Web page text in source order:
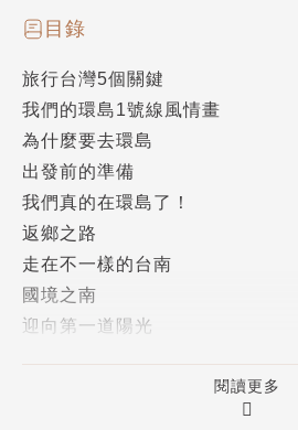
線，提供給喜愛單車旅行的人作
的資訊。在台灣，騎的是單車，
一再踏出去，為這個島嶼付出關
溫度。台灣，用騎的最美，而且
作者簡介
陳忠利
1964生，五專機械科畢業，台灣
產業，現致力於台灣單車運動與
覺這項運動可以在健身之餘，更
目錄
旅行台灣5個關鍵
我們的環島1號線風情畫
為什麼要去環島
出發前的準備
我們真的在環島了！
返鄉之路
走在不一樣的台南
國境之南
迎向第一道陽光
單車路上千里來相會的機緣閱讀更多